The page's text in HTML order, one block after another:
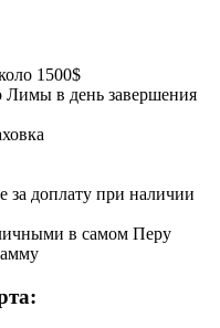
1500$
Лимы в день завершения
доплату при наличии
в самом Перу